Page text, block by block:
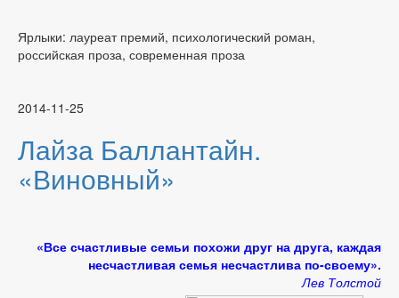
Ярлыки: лауреат премий, психологический роман,
российская проза, современная проза
2014-11-25
Лайза Баллантайн.
«Виновный»
«Все счастливые семьи похожи друг на друга, каждая
несчастливая семья несчастлива по-своему».
Лев Толстой